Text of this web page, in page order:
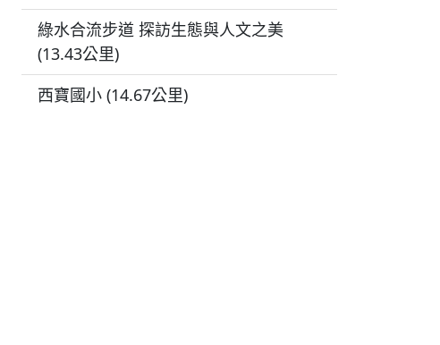
綠水合流步道 探訪生態與人文之美
(13.43公里)
西寶國小 (14.67公里)